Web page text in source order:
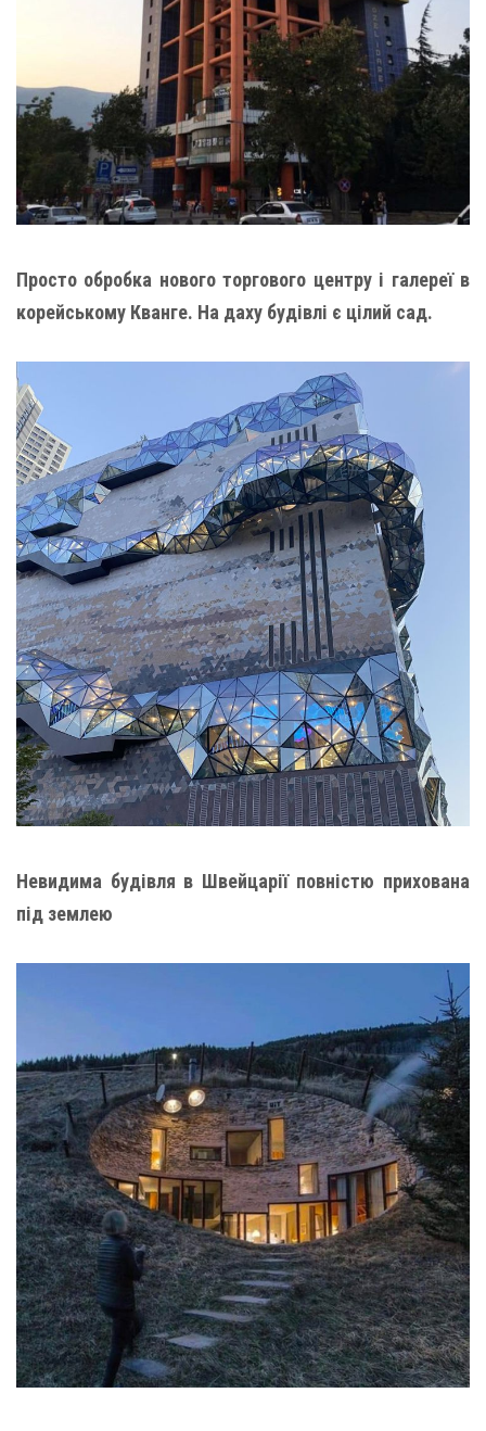
Просто обробка нового торгового центру і галереї в
корейському Кванге. На даху будівлі є цілий сад.
Невидима будівля в Швейцарії повністю прихована
під землею